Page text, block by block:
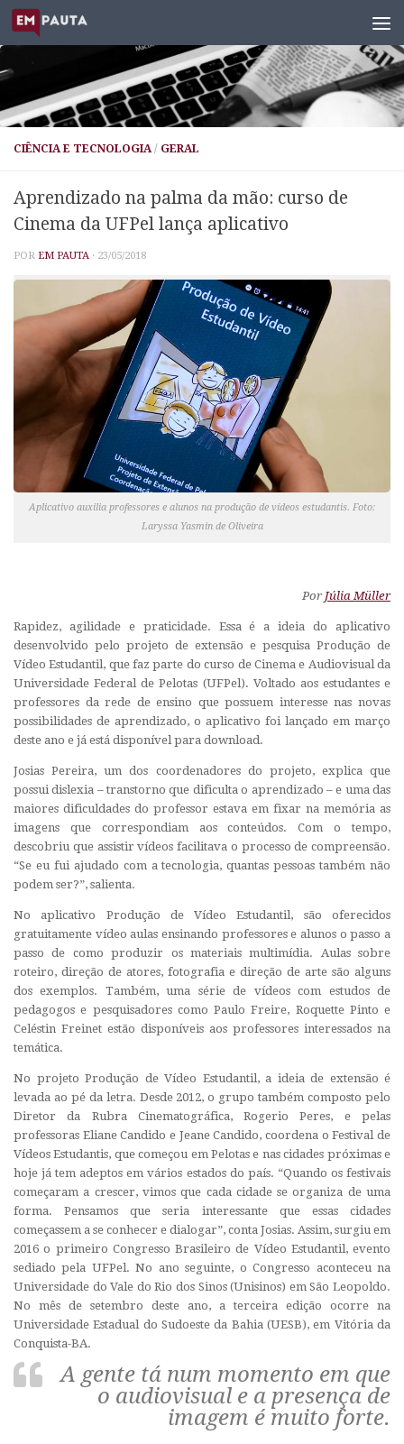
Skip to content
CIÊNCIA E TECNOLOGIA / GERAL
Aprendizado na palma da mão: curso de
Cinema da UFPel lança aplicativo
POR EM PAUTA · 23/05/2018
Aplicativo auxilia professores e alunos na produção de vídeos estudantis. Foto:
Laryssa Yasmin de Oliveira
Por Júlia Müller
Rapidez, agilidade e praticidade. Essa é a ideia do aplicativo
desenvolvido pelo projeto de extensão e pesquisa Produção de
Vídeo Estudantil, que faz parte do curso de Cinema e Audiovisual da
Universidade Federal de Pelotas (UFPel). Voltado aos estudantes e
professores da rede de ensino que possuem interesse nas novas
possibilidades de aprendizado, o aplicativo foi lançado em março
deste ano e já está disponível para download.
Josias Pereira, um dos coordenadores do projeto, explica que
possui dislexia – transtorno que dificulta o aprendizado – e uma das
maiores dificuldades do professor estava em fixar na memória as
imagens que correspondiam aos conteúdos. Com o tempo,
descobriu que assistir vídeos facilitava o processo de compreensão.
“Se eu fui ajudado com a tecnologia, quantas pessoas também não
podem ser?”, salienta.
No aplicativo Produção de Vídeo Estudantil, são oferecidos
gratuitamente vídeo aulas ensinando professores e alunos o passo a
passo de como produzir os materiais multimídia. Aulas sobre
roteiro, direção de atores, fotografia e direção de arte são alguns
dos exemplos. Também, uma série de vídeos com estudos de
pedagogos e pesquisadores como Paulo Freire, Roquette Pinto e
Celéstin Freinet estão disponíveis aos professores interessados na
temática.
No projeto Produção de Vídeo Estudantil, a ideia de extensão é
levada ao pé da letra. Desde 2012, o grupo também composto pelo
Diretor da Rubra Cinematográfica, Rogerio Peres, e pelas
professoras Eliane Candido e Jeane Candido, coordena o Festival de
Vídeos Estudantis, que começou em Pelotas e nas cidades próximas e
hoje já tem adeptos em vários estados do país. “Quando os festivais
começaram a crescer, vimos que cada cidade se organiza de uma
forma. Pensamos que seria interessante que essas cidades
começassem a se conhecer e dialogar”, conta Josias. Assim, surgiu em
2016 o primeiro Congresso Brasileiro de Vídeo Estudantil, evento
sediado pela UFPel. No ano seguinte, o Congresso aconteceu na
Universidade do Vale do Rio dos Sinos (Unisinos) em São Leopoldo.
No mês de setembro deste ano, a terceira edição ocorre na
Universidade Estadual do Sudoeste da Bahia (UESB), em Vitória da
Conquista-BA.
A gente tá num momento em que
o audiovisual e a presença de
imagem é muito forte.